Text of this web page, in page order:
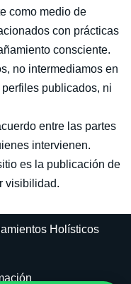
como medio de
con prácticas
consciente.
no intermediamos en
publicados, ni
entre las partes
intervienen.
es la publicación de
visibilidad.
Holísticos